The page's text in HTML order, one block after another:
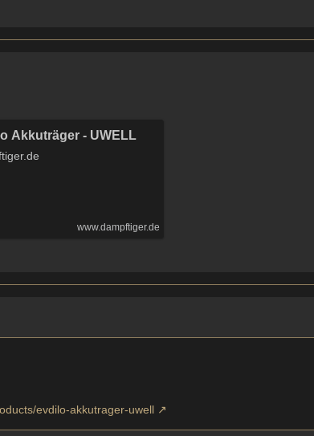
Akkuträger - UWELL
www.dampftiger.de
evdilo-akkutrager-uwell